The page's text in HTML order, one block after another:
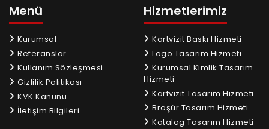
Menü
Kurumsal
Referanslar
Kullanım Sözleşmesi
Gizlilik Politikası
KVK Kanunu
İletişim Bilgileri
Hizmetlerimiz
Kartvizit Baskı Hizmeti
Logo Tasarım Hizmeti
Kurumsal Kimlik Tasarım
Hizmeti
Kartvizit Tasarım Hizmeti
Broşür Tasarım Hizmeti
Katalog Tasarım Hizmeti